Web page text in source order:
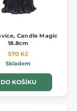
Candle Magic
18.8cm
570 Kč
Skladem
DO KOŠÍKU